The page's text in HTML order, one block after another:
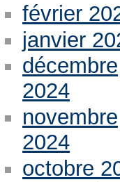
février
janvier
décembre
2024
novembre
2024
octobre